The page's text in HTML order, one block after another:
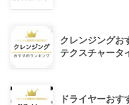
クレンジングお
テクスチャータ
ドライヤーおす